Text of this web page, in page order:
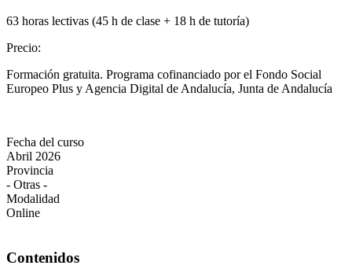
63 horas lectivas (45 h de clase + 18 h de tutoría)
Precio:
Formación gratuita. Programa cofinanciado por el Fondo Social
Europeo Plus y Agencia Digital de Andalucía, Junta de Andalucía
Fecha del curso
Abril 2026
Provincia
- Otras -
Modalidad
Online
Contenidos